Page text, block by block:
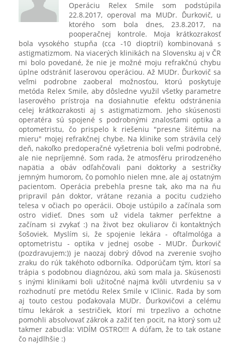
Operáciu Relex Smile som podstúpila
22.8.2017, operoval ma MUDr. Ďurkovič, u
ktorého som bola dnes, 23.8.2017, na
pooperačnej kontrole. Moja krátkozrakosť
bola vysokého stupňa (cca -10 dioptrií) kombinovaná s
astigmatizmom. Na viacerých klinikách na Slovensku aj v ČR
mi bolo povedané, že nie je možné moju refrakčnú chybu
úplne odstrániť laserovou operáciou. Až MUDr. Ďurkovič sa
veľmi podrobne zaoberal možnosťou, ktorú poskytuje
metóda Relex Smile, aby dôsledne využil všetky parametre
laserového prístroja na dosiahnutie efektu odstránenia
celej krátkozrakosti aj s astigmatizmom. Jeho skúsenosti
operatéra sú spojené s podrobnými znalosťami optika a
optometristu, čo prispelo k riešeniu "presne šitému na
mieru" mojej refrakčnej chybe. Na klinike som strávila celý
deň, nakoľko predoperačné vyšetrenia boli veľmi podrobné,
ale nie nepríjemné. Som rada, že atmosféru prirodzeného
napätia a obáv odľahčovali pani doktorky a sestričky
jemným humorom, čo pomohlo nielen mne, ale aj ostatným
pacientom. Operácia prebehla presne tak, ako ma na ňu
pripravil pán doktor, vrátane rezania a pocitu cudzieho
telesa v očiach po operácii. Oboje ustúpilo a začínala som
ostro vidieť. Dnes som už videla takmer perfektne a
začínam si zvykať :) na život bez okuliarov či kontaktných
šošoviek. Myslím si, že spojenie lekára - oftalmológa a
optometristu - optika v jednej osobe - MUDr. Ďurkovič
(pozdravujem:)) je naozaj dobrý dôvod na zverenie svojho
zraku do rúk takéhoto odborníka. Odporúčam tým, ktorí sa
trápia s podobnou diagnózou, akú som mala ja. Skúsenosti
s inými klinikami boli užitočné najmä kvôli utvrdeniu sa v
rozhodnutí pre metódu Relex Smile v IClinic. Rada by som
aj touto cestou poďakovala MUDr. Ďurkovičovi a celému
tímu lekárok a sestričiek, ktorí mi trpezlivo a ochotne
pomohli absolvovať zákrok a zažiť ten pocit, na ktorý som už
takmer zabudla: VIDÍM OSTRO!!! A dúfam, že to tak ostane
čo najdlhšie :)